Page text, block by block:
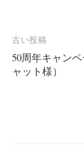
投
稿
古い投稿
50周年キャン
ャット様）